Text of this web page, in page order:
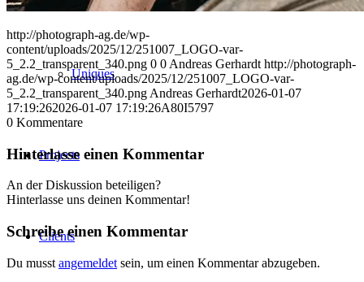
Uniques
Projects
Clients
http://photograph-ag.de/wp-
content/uploads/2025/12/251007_LOGO-var-
5_2.2_transparent_340.png 0 0 Andreas Gerhardt http://photograph-
ag.de/wp-content/uploads/2025/12/251007_LOGO-var-
5_2.2_transparent_340.png Andreas Gerhardt2026-01-07
17:19:262026-01-07 17:19:26A80I5797
0 Kommentare
Hinterlasse einen Kommentar
An der Diskussion beteiligen?
Hinterlasse uns deinen Kommentar!
Schreibe einen Kommentar
Du musst angemeldet sein, um einen Kommentar abzugeben.